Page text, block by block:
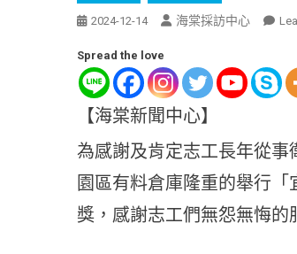
2024-12-14 海棠採訪中心
Spread the love
【海棠新聞中心】
為感謝及肯定志工長年從事
園區有料倉庫隆重的舉行
獎，感謝志工們無怨無悔的